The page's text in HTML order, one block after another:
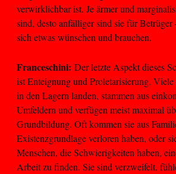
verwirklichbar ist. Je ärmer und
sind, desto anfälliger sind sie für
sich etwas wünschen und brauchen.
Franceschini: Der letzte Aspekt dieses
ist Enteignung und Proletarisierung.
in den Lagern landen, stammen aus
Umfeldern und verfügen meist maximal
Grundbildung. Oft kommen sie aus
Existenzgrundlage verloren haben, oder
Menschen, die Schwierigkeiten haben,
Arbeit zu finden. Sie sind verzweifelt,